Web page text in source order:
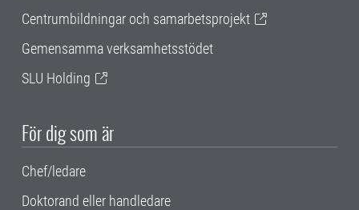
Centrumbildningar och samarbetsprojekt
Gemensamma verksamhetsstödet
SLU Holding
För dig som är
Chef/ledare
Doktorand eller handledare